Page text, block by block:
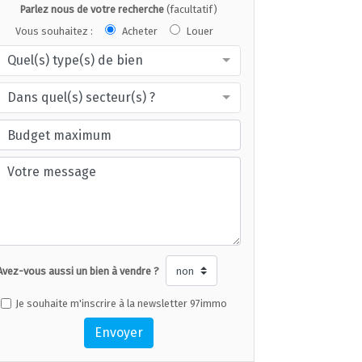
Parlez nous de votre recherche (facultatif)
Vous souhaitez :
Acheter Louer
Quel(s) type(s) de bien
Dans quel(s) secteur(s) ?
vous aussi un bien à vendre ?
Je souhaite m'inscrire à la newsletter 97immo
Envoyer